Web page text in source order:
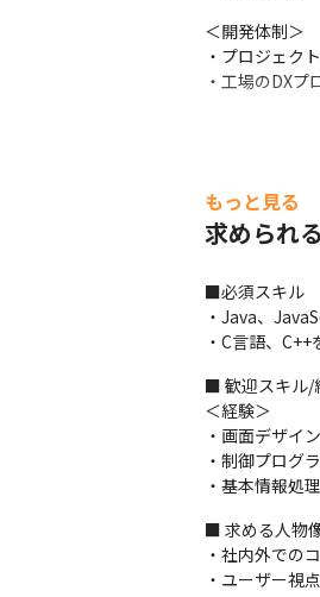
＜開発体制＞
・プロジェク
・工場のDX
もっと見る
求められ
■必須スキル
・Java、
・C言語、
■ 歓迎スキル/
＜経験＞
・画面デザイ
・制御プログ
・基本情報処
■ 求める人物
・社内外での
・ユーザー視